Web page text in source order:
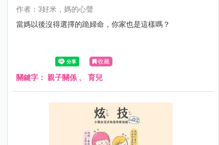
作者：3好米，媽的心聲
當媽以後沒得選擇的跪婦命，你家也是這樣嗎？
收藏
關鍵字： 親子關係 、 育兒